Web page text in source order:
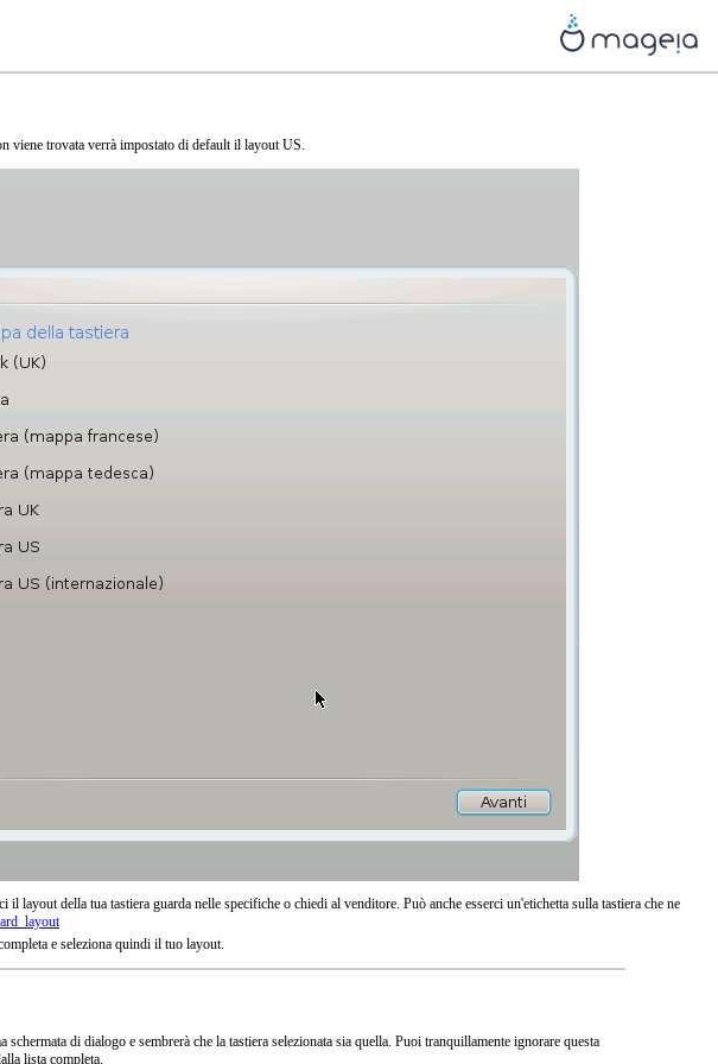
viene trovata verrà impostato di default il layout US.
layout della tua tastiera guarda nelle specifiche o chiedi al venditore. Può anche esserci un'etichetta sulla tastiera che ne
e seleziona quindi il tuo layout.
schermata di dialogo e sembrerà che la tastiera selezionata sia quella. Puoi tranquillamente ignorare questa
lista completa.